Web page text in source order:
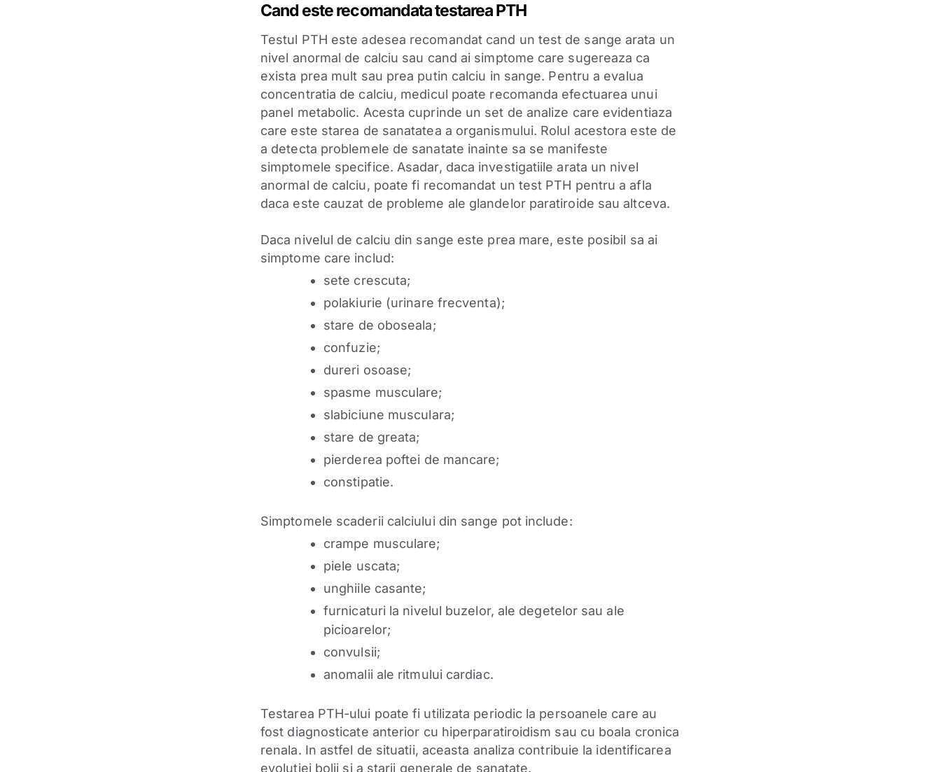
Cand este recomandata testarea PTH
Testul PTH este adesea recomandat cand un test de sange arata un
nivel anormal de calciu sau cand ai simptome care sugereaza ca
exista prea mult sau prea putin calciu in sange. Pentru a evalua
concentratia de calciu, medicul poate recomanda efectuarea unui
panel metabolic. Acesta cuprinde un set de analize care evidentiaza
care este starea de sanatatea a organismului. Rolul acestora este de
a detecta problemele de sanatate inainte sa se manifeste
simptomele specifice. Asadar, daca investigatiile arata un nivel
anormal de calciu, poate fi recomandat un test PTH pentru a afla
daca este cauzat de probleme ale glandelor paratiroide sau altceva.
Daca nivelul de calciu din sange este prea mare, este posibil sa ai
simptome care includ:
sete crescuta;
polakiurie (urinare frecventa);
stare de oboseala;
confuzie;
dureri osoase;
spasme musculare;
slabiciune musculara;
stare de greata;
pierderea poftei de mancare;
constipatie.
Simptomele scaderii calciului din sange pot include:
crampe musculare;
piele uscata;
unghiile casante;
furnicaturi la nivelul buzelor, ale degetelor sau ale
picioarelor;
convulsii;
anomalii ale ritmului cardiac.
Testarea PTH-ului poate fi utilizata periodic la persoanele care au
fost diagnosticate anterior cu hiperparatiroidism sau cu boala cronica
renala. In astfel de situatii, aceasta analiza contribuie la identificarea
evolutiei bolii si a starii generale de sanatate.